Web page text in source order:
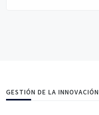
GESTIÓN DE LA INNOVACIÓN